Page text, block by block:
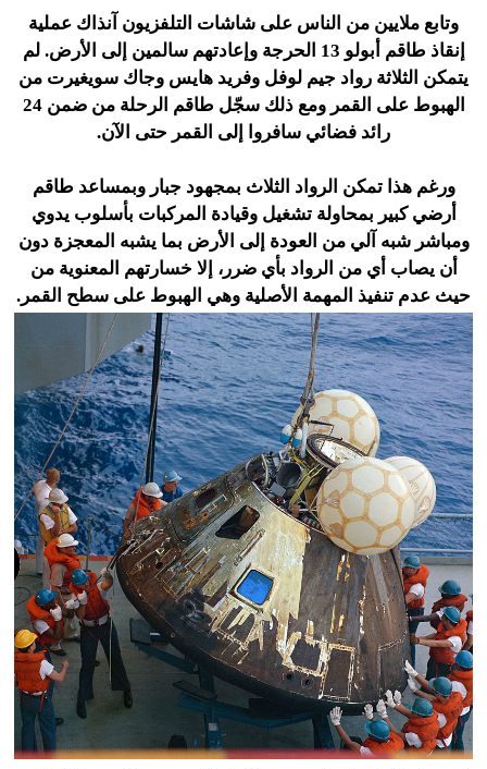
وتابع ملايين من الناس على شاشات التلفزيون آنذاك عملية
إنقاذ طاقم أبولو 13 الحرجة وإعادتهم سالمين إلى الأرض. لم
يتمكن الثلاثة رواد جيم لوفل وفريد هايس وجاك سويغيرت من
الهبوط على القمر ومع ذلك سجّل طاقم الرحلة من ضمن 24
رائد فضائي سافروا إلى القمر حتى الآن.
ورغم هذا تمكن الرواد الثلاث بمجهود جبار وبمساعد طاقم
أرضي كبير بمحاولة تشغيل وقيادة المركبات بأسلوب يدوي
ومباشر شبه آلي من العودة إلى الأرض بما يشبه المعجزة دون
أن يصاب أي من الرواد بأي ضرر، إلا خسارتهم المعنوية من
حيث عدم تنفيذ المهمة الأصلية وهي الهبوط على سطح القمر.